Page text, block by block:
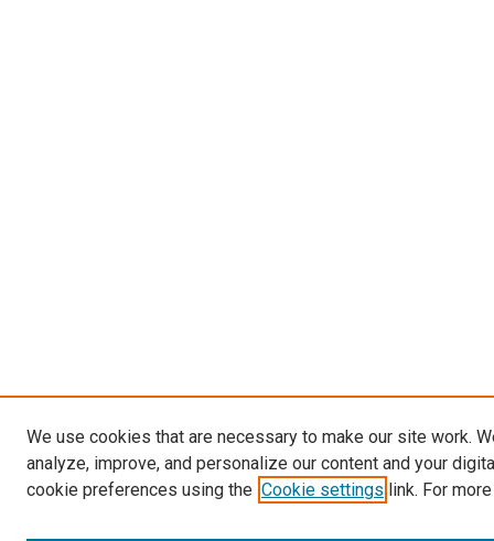
We use cookies that are necessary to make our site work.
analyze, improve, and personalize our content and your
cookie preferences using the Cookie settings link. For